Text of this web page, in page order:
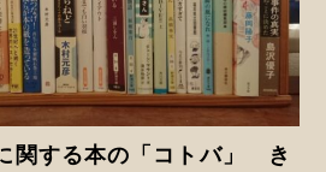
関する本の「コトバ」 き